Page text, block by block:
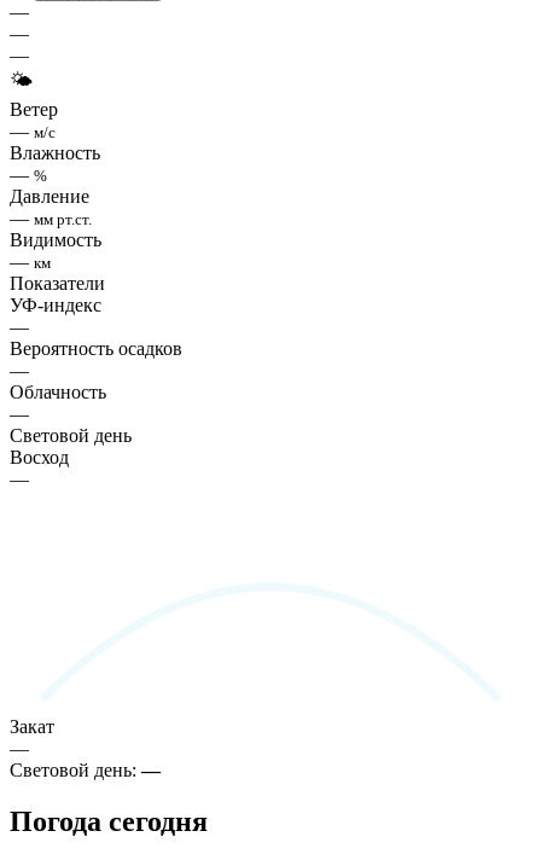
—
—
—
🌤
Ветер
— м/с
Влажность
— %
Давление
— мм рт.ст.
Видимость
— км
Показатели
УФ-индекс
—
Вероятность осадков
—
Облачность
—
Световой день
Восход
—
Закат
—
Световой день:—
Погода сегодня